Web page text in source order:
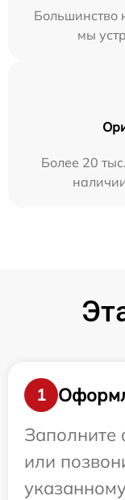
Большинство
мы
Более 20
1
Заполните
или